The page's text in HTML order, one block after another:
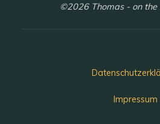
©2026 Thomas - on the
Impressum